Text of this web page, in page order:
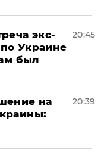
экс-
Украине
был
20:45
на
20:39